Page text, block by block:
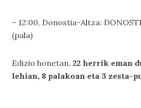
– 12:00, Donostia-Altza:
(pala)
Edizio honetan, 22 herrik eman
lehian, 8 palakoan eta 3 zesta-